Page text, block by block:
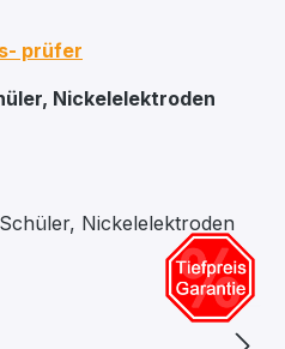
prüfer
Nickelelektroden